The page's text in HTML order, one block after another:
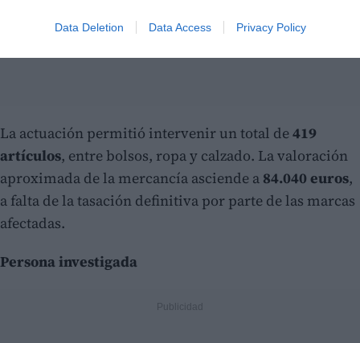
Data Deletion Data Access Privacy Policy
La actuación permitió intervenir un total de419
artículos, entre bolsos, ropa y calzado. La valoración
aproximada de la mercancía asciende a 84.040 euros,
a falta de la tasación definitiva por parte de las marcas
afectadas.
Persona investigada